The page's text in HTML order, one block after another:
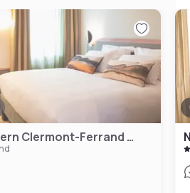
Aiden by Best Western Clermont-Ferrand - Le Magnetic Hotel & Spa